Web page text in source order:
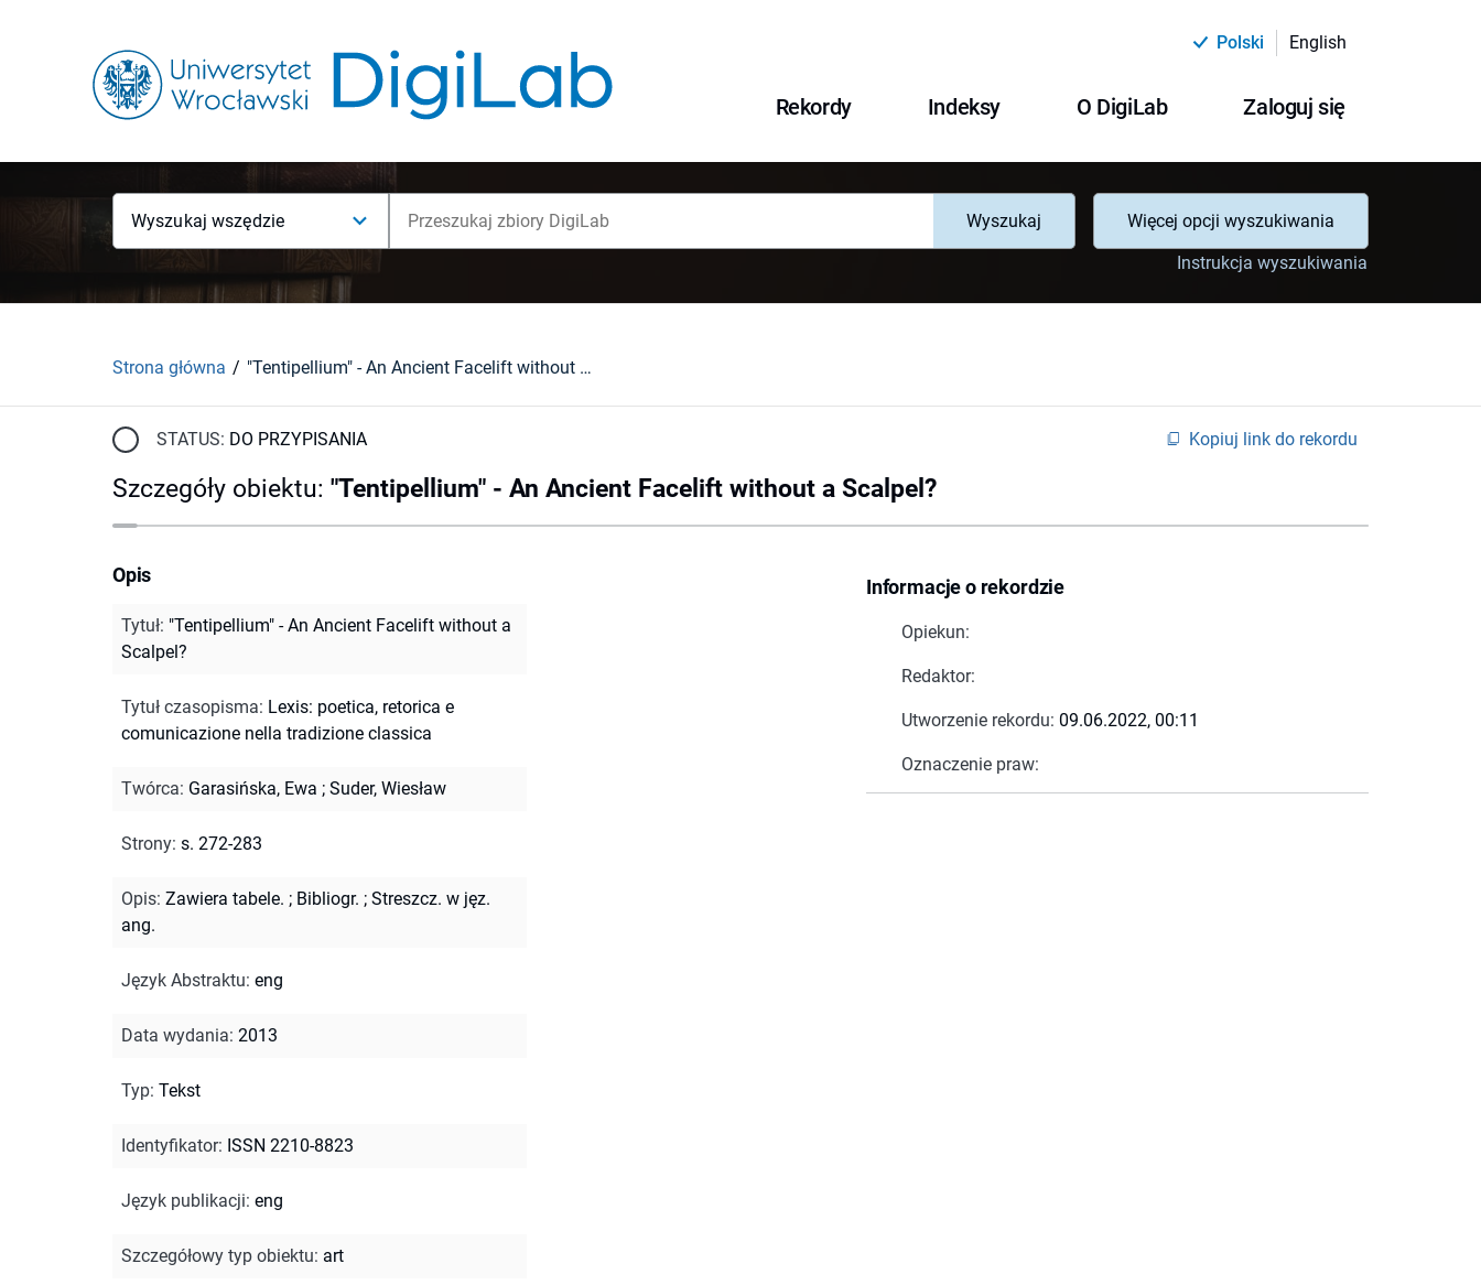
Polski English
Rekordy Indeksy O DigiLab Zaloguj się
Wyszukaj wszędzie Wyszukaj
Więcej opcji wyszukiwania
Instrukcja wyszukiwania
Strona główna "Tentipellium" - An Ancient Facelift without a Scalpel?
STATUS: DO PRZYPISANIA Kopiuj link do rekordu
Szczegóły obiektu: "Tentipellium" - An Ancient Facelift without a Scalpel?
Informacje o rekordzie
Opiekun:
Redaktor:
Utworzenie rekordu: 09.06.2022, 00:11
Oznaczenie praw:
Opis
Tytuł: "Tentipellium" - An Ancient Facelift without a
Scalpel?
Tytuł czasopisma: Lexis: poetica, retorica e
comunicazione nella tradizione classica
Twórca: Garasińska, Ewa ; Suder, Wiesław
Strony: s. 272-283
Opis: Zawiera tabele. ; Bibliogr. ; Streszcz. w jęz.
ang.
Język Abstraktu: eng
Data wydania: 2013
Typ: Tekst
Identyfikator: ISSN 2210-8823
Język publikacji: eng
Szczegółowy typ obiektu: art